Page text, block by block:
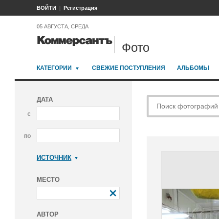
ВОЙТИ Регистрация
05 АВГУСТА, СРЕДА
Фото
КАТЕГОРИИ СВЕЖИЕ ПОСТУПЛЕНИЯ АЛЬБОМЫ
ДАТА
с
по
ИСТОЧНИК
МЕСТО
АВТОР